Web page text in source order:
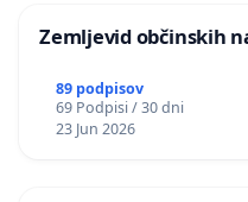
Zemljevid občinskih
89 podpisov
69 Podpisi / 30 dni
23 Jun 2026